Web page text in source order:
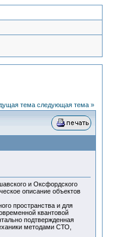
тема следующая тема »
и Оксфордского
описание объектов
пространства и для
квантовой
подтвержденная
методами СТО,